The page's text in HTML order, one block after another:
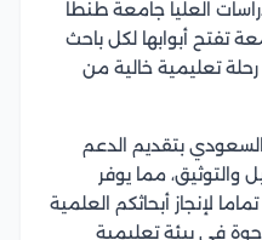
العليا جامعة طنطا
تفتح أبوابها لكل باحث
تعليمية خالية من
بتقديم الدعم
والتوثيق، مما يوفر
لإنجاز أبحاثكم العلمية
في بيئة تعليمية